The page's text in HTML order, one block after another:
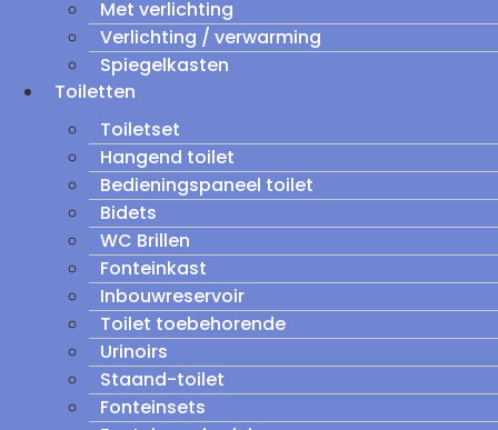
Met verlichting
Verlichting / verwarming
Spiegelkasten
Toiletten
Toiletset
Hangend toilet
Bedieningspaneel toilet
Bidets
WC Brillen
Fonteinkast
Inbouwreservoir
Toilet toebehorende
Urinoirs
Staand-toilet
Fonteinsets